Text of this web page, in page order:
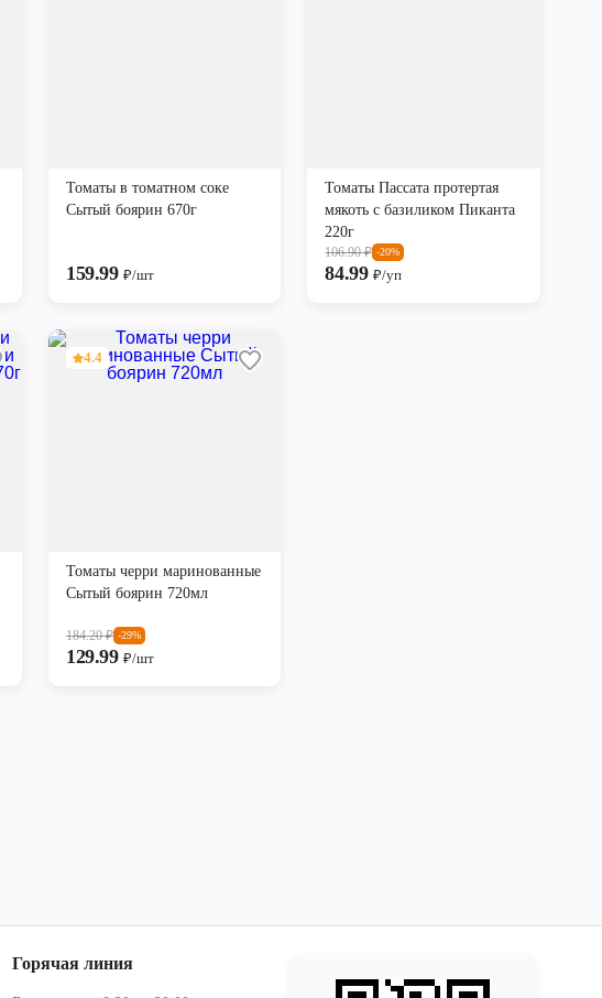
Томаты в томатном соке
Сытый боярин 670г
159.99₽/шт
Томаты Пассата протертая
мякоть с базиликом Пиканта
220г
106.90₽ -20%
84.99 ₽/уп
4.4
Томаты черри маринованные
Сытый боярин 720мл
184.20₽ -29%
129.99₽/шт
Горячая линия